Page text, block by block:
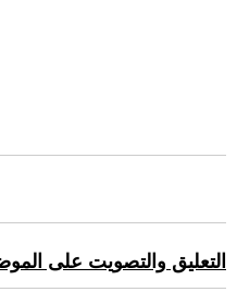
التعليق والتصويت على